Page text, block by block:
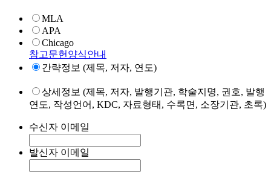
MLA
APA
Chicago
참고문헌양식안내
간략정보 (제목, 저자, 연도)
상세정보 (제목, 저자, 발행기관, 학술지명, 권호, 발행
연도, 작성언어, KDC, 자료형태, 수록면, 소장기관, 초록)
수신자 이메일
발신자 이메일